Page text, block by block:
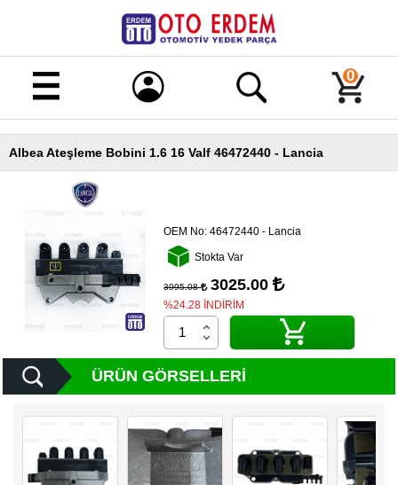
Merhaba!
Giriş
Kayıt
Tüm
Ürünler
Hesapları
İletişim
Kategoriler
Renault
Yedek
Parça
0
Albea Ateşleme Bobini 1.6 16 Valf 46472440 - Lancia
OEM No:46472440 - Lancia
Stokta Var
3995.08 3025.00
%24.28 İNDİRİM
ÜRÜN GÖRSELLERI